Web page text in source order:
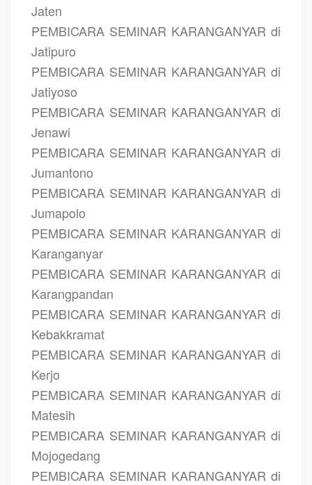
Jaten
PEMBICARA SEMINAR KARANGANYAR di
Jatipuro
PEMBICARA SEMINAR KARANGANYAR di
Jatiyoso
PEMBICARA SEMINAR KARANGANYAR di
Jenawi
PEMBICARA SEMINAR KARANGANYAR di
Jumantono
PEMBICARA SEMINAR KARANGANYAR di
Jumapolo
PEMBICARA SEMINAR KARANGANYAR di
Karanganyar
PEMBICARA SEMINAR KARANGANYAR di
Karangpandan
PEMBICARA SEMINAR KARANGANYAR di
Kebakkramat
PEMBICARA SEMINAR KARANGANYAR di
Kerjo
PEMBICARA SEMINAR KARANGANYAR di
Matesih
PEMBICARA SEMINAR KARANGANYAR di
Mojogedang
PEMBICARA SEMINAR KARANGANYAR di